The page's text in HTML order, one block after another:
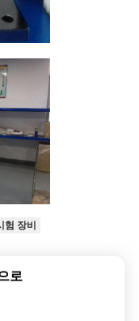
험 장비
로